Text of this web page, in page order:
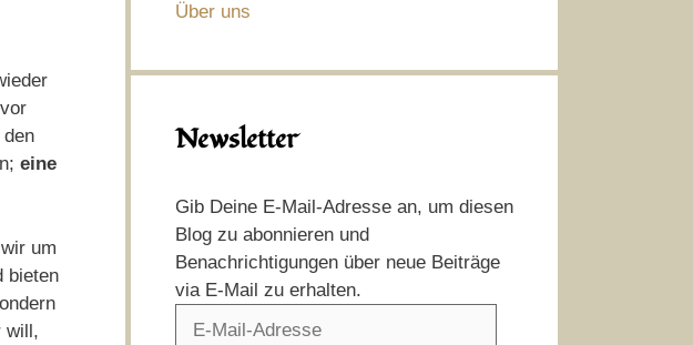
eine
um
bieten
will,
Über uns
Newsletter
Gib Deine E-Mail-Adresse an, um diesen
Blog zu abonnieren und
Benachrichtigungen über neue Beiträge
via E-Mail zu erhalten.